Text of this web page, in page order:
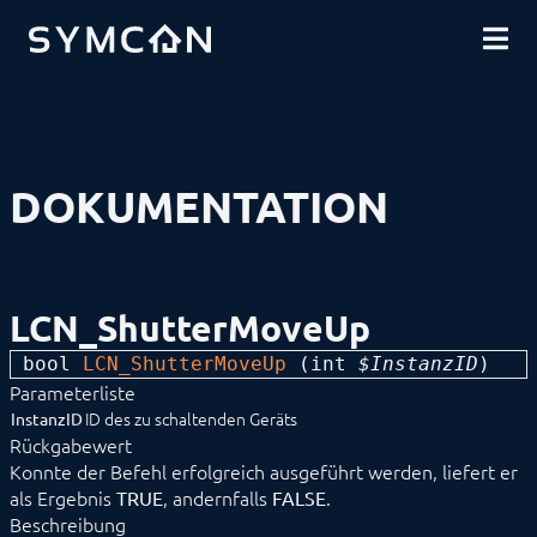
COMMUNITY
DOKUMENTATION
EINFÜHRUNG
INSTALLATION
MODULREFERENZ
Geräte
ALLNET
BACnet
Catan
digitalSTROM
DMX / ArtNet
EgiGeoZone
ekey
ekey bionyx
EnOcean
LCN_ShutterMoveUp
bool LCN_ShutterMoveUp ( int $InstanzID )
Parameterliste
InstanzIDID des zu schaltenden Geräts
Rückgabewert
Konnte der Befehl erfolgreich ausgeführt werden, liefert er
als Ergebnis TRUE, andernfalls FALSE.
Beschreibung